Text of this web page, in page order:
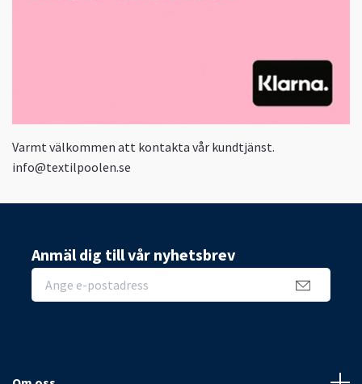
Varmt välkommen att kontakta vår kundtjänst.
info@textilpoolen.se
Anmäl dig till vår nyhetsbrev